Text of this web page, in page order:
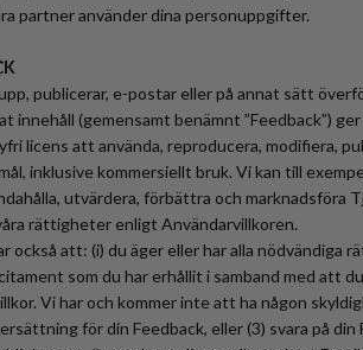
partner använder dina personuppgifter.
publicerar, e-postar eller på annat sätt
innehåll (gemensamt benämnt ”Feedback”)
licens att använda, reproducera, modifiera,
inklusive kommersiellt bruk. Vi kan till
utvärdera, förbättra och marknadsföra
rättigheter enligt Användarvillkoren.
också att: (i) du äger eller har alla nödvändiga
som du har erhållit i samband med att
Vi har och kommer inte att ha någon
för din Feedback, eller (3) svara på din